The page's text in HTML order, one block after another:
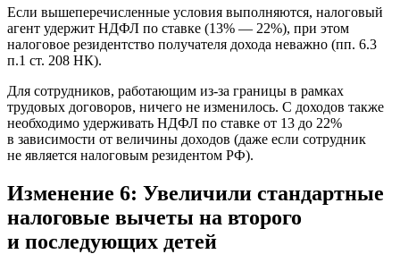
Если вышеперечисленные условия выполняются, налоговый
агент удержит НДФЛ по ставке (13% — 22%), при этом
налоговое резидентство получателя дохода неважно (пп. 6.3
п.1 ст. 208 НК).
Для сотрудников, работающим из-за границы в рамках
трудовых договоров, ничего не изменилось. С доходов также
необходимо удерживать НДФЛ по ставке от 13 до 22%
в зависимости от величины доходов (даже если сотрудник
не является налоговым резидентом РФ).
Изменение 6: Увеличили стандартные
налоговые вычеты на второго
и последующих детей